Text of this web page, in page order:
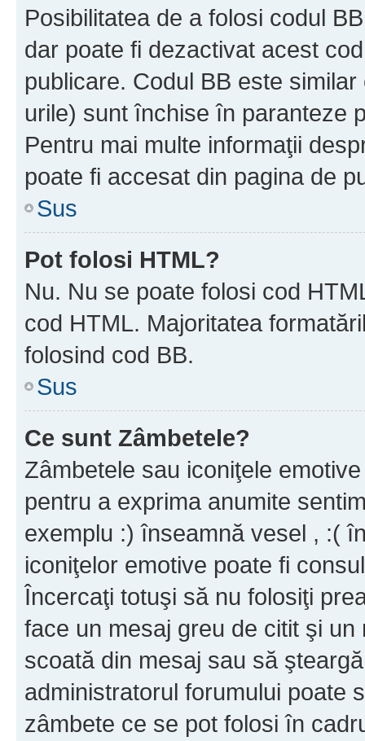
Posibilitatea de a folosi codul
dar poate fi dezactivat acest
publicare. Codul BB este
urile) sunt închise în paranteze
Pentru mai multe informaţii
poate fi accesat din pagina de
Sus
Pot folosi HTML?
Nu. Nu se poate folosi cod
cod HTML. Majoritatea
folosind cod BB.
Sus
Ce sunt Zâmbetele?
Zâmbetele sau iconiţele
pentru a exprima anumite
exemplu :) înseamnă vesel , :(
iconiţelor emotive poate fi
Încercaţi totuşi să nu folosiţi
face un mesaj greu de citit şi
scoată din mesaj sau să
administratorul forumului poate
zâmbete ce se pot folosi în